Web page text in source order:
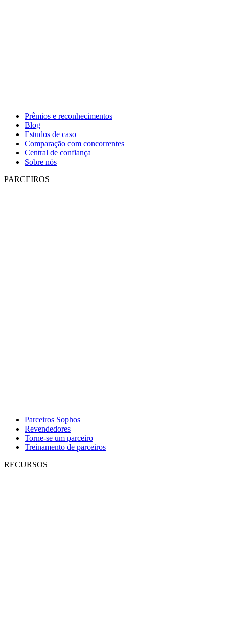
Prêmios e reconhecimentos
Blog
Estudos de caso
Comparação com concorrentes
Central de confiança
Sobre nós
PARCEIROS
Parceiros Sophos
Revendedores
Torne-se um parceiro
Treinamento de parceiros
RECURSOS